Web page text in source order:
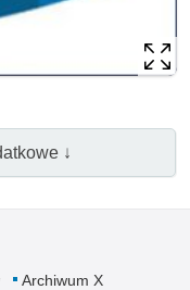
↓
Archiwum X